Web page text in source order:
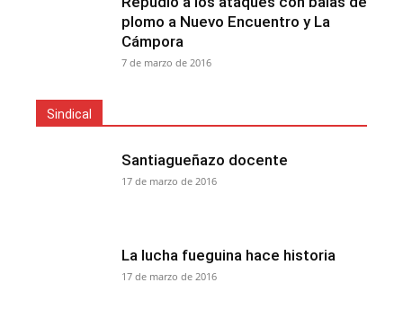
plomo a Nuevo Encuentro y La
Cámpora
7 de marzo de 2016
Sindical
Santiagueñazo docente
17 de marzo de 2016
La lucha fueguina hace historia
17 de marzo de 2016